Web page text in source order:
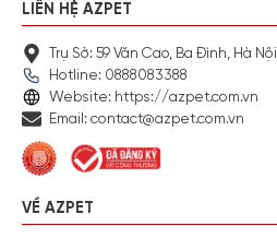
LIÊN HỆ AZPET
Trụ Sở: 59 Văn Cao, Ba Đình, Hà Nội
Hotline: 0888083388
Website: https://azpet.com.vn
Email: contact@azpet.com.vn
VỀ AZPET